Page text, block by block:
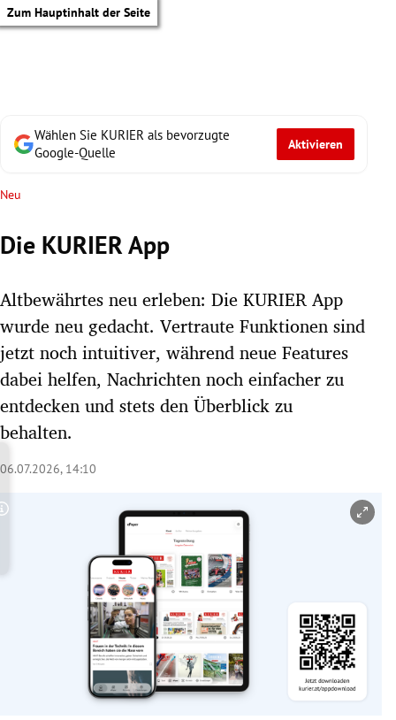
Zum Hauptinhalt der Seite
Untermenü
Untermenü
Untermenü
Untermenü
Wählen Sie KURIER als bevorzugte
Google-Quelle
Aktivieren
Neu
Die KURIER App
Altbewährtes neu erleben: Die KURIER App
wurde neu gedacht. Vertraute Funktionen sind
jetzt noch intuitiver, während neue Features
dabei helfen, Nachrichten noch einfacher zu
entdecken und stets den Überblick zu
behalten.
06.07.2026, 14:10
Copyright-Hinweis öffnen/schließen